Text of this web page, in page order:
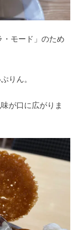
・モード」のため
りん。
が口に広がりま